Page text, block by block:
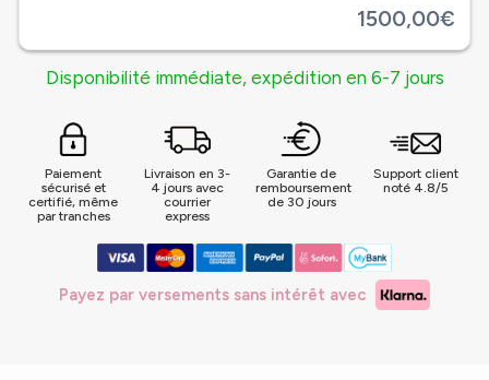
1500,00€
Disponibilité immédiate, expédition en 6-7 jours
Paiement
sécurisé et
certifié, même
par tranches
Livraison en 3-
4 jours avec
courrier
express
Garantie de
remboursement
de 30 jours
Support client
noté 4.8/5
Payez par versements sans intérêt avec